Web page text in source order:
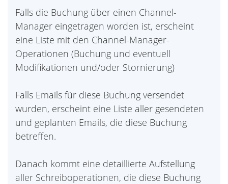
Falls die Buchung über einen Channel-
Manager eingetragen worden ist, erscheint
eine Liste mit den Channel-Manager-
Operationen (Buchung und eventuell
Modifikationen und/oder Stornierung)
Falls Emails für diese Buchung versendet
wurden, erscheint eine Liste aller gesendeten
und geplanten Emails, die diese Buchung
betreffen.
Danach kommt eine detaillierte Aufstellung
aller Schreiboperationen, die diese Buchung